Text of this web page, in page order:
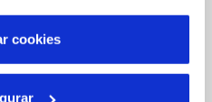
Puedes consultar
Política de Cookies
cookies